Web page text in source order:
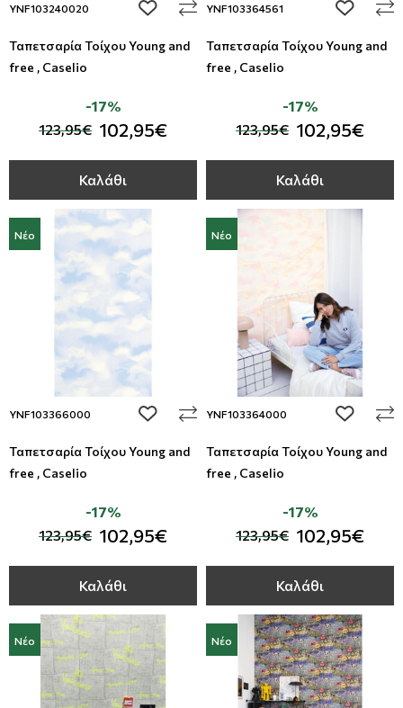
YNF103240020 add to wishlist
Ταπετσαρία Τοίχου Young and
free , Caselio
123,95€ 102,95€
-17%
Καλάθι
YNF103364561 add to
Ταπετσαρία Τοίχου Young and
free , Caselio
123,95€ 102,95€
-17%
Καλάθι
Νέο
YNF103366000 add to wishlist
Ταπετσαρία Τοίχου Young and
free , Caselio
123,95€ 102,95€
-17%
Καλάθι
Νέο
YNF103364000 add to
Ταπετσαρία Τοίχου Young and
free , Caselio
123,95€ 102,95€
-17%
Καλάθι
Νέο Νέο